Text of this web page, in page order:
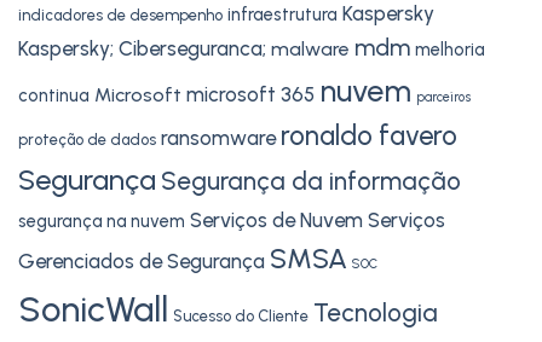
indicadores de desempenho infraestrutura Kaspersky
Kaspersky; Ciberseguranca; malware mdm melhoria
continua Microsoft microsoft 365 nuvem parceiros
proteção de dados ransomware ronaldo favero
Segurança Segurança da informação
segurança na nuvem Serviços de Nuvem Serviços
Gerenciados de Segurança SMSA SOC
SonicWall Sucesso do Cliente Tecnologia